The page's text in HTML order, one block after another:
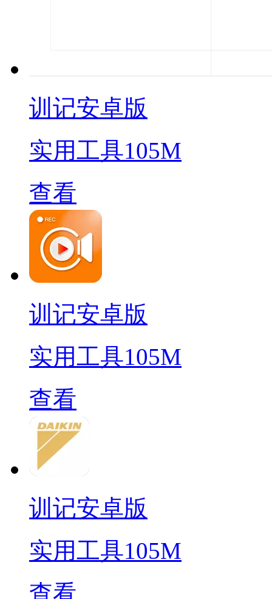
训记安卓版
实用工具105M
查看
训记安卓版
实用工具105M
查看
训记安卓版
实用工具105M
查看